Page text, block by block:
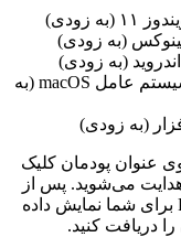
(به زودی)
(به زودی)
✅ پودمان چهارم: نصب و پیکربندی سیستم عامل macOS (به
(به زودی)
عنوان پودمان کلیک
می‌شوید. پس از
تکمیل فرآیند پرداخت، لینک دانلود فایل PDF برای شما نمایش داده
دریافت کنید.